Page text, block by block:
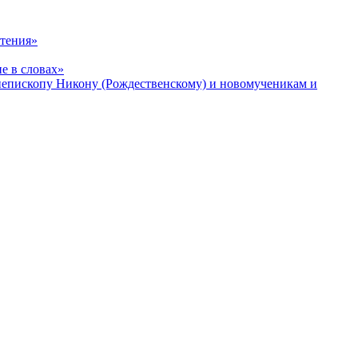
в словах»
Никону (Рождественскому) и новомученикам и